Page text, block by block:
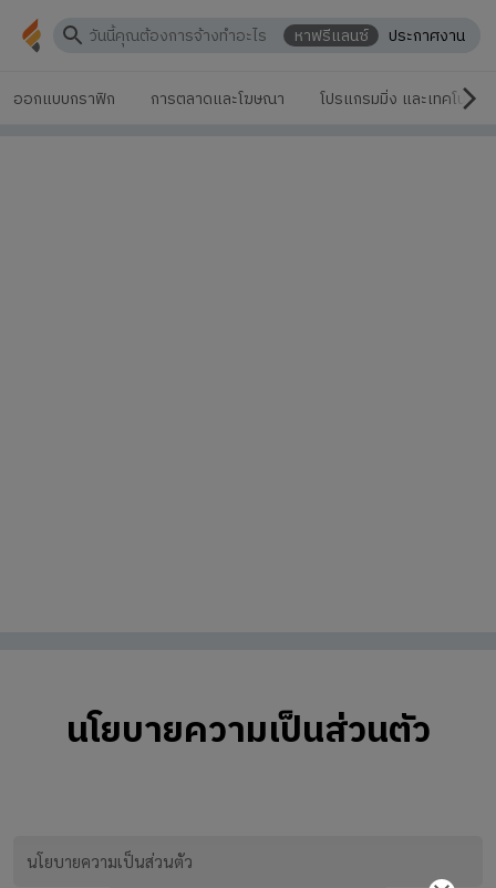
หาฟรีแลนซ์ ประกาศงาน
ออกแบบกราฟิก การตลาดและโฆษณา โปรแกรมมิ่ง และเทคโนโลยี
นโยบายความเป็นส่วนตัว
นโยบายความเป็นส่วนตัว